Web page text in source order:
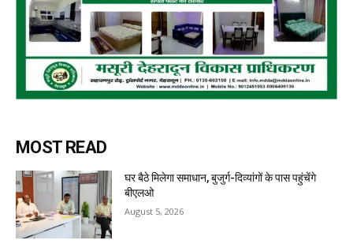
MOST READ
घर बैठे मिलेगा समाधान, बुजुर्ग-दिव्यांगों के पास पहुंचेंगे
बीएलओ
August 5, 2026